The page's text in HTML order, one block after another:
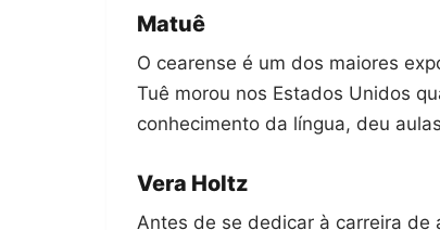
Matuê
O cearense é um dos maiores
Tuê morou nos Estados Unidos
conhecimento da língua, deu
Vera Holtz
Antes de se dedicar à carreira